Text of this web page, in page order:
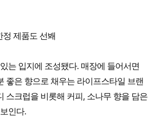
제품도 선봬
는 입지에 조성됐다. 매장에 들어서면
좋은 향으로 채우는 라이프스타일 브랜
스크럽을 비롯해 커피, 소나무 향을 담은
인다.